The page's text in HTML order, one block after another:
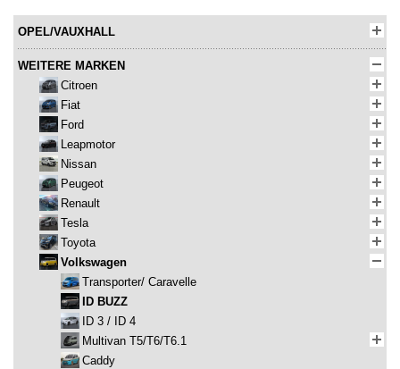
OPEL/VAUXHALL
WEITERE MARKEN
Citroen
Fiat
Ford
Leapmotor
Nissan
Peugeot
Renault
Tesla
Toyota
Volkswagen
Transporter/ Caravelle
ID BUZZ
ID 3 / ID 4
Multivan T5/T6/T6.1
Caddy